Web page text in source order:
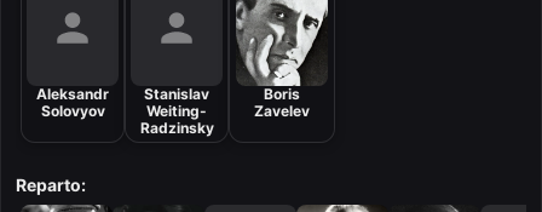
Aleksandr
Solovyov
Stanislav
Weiting-
Radzinsky
Boris
Zavelev
Reparto: